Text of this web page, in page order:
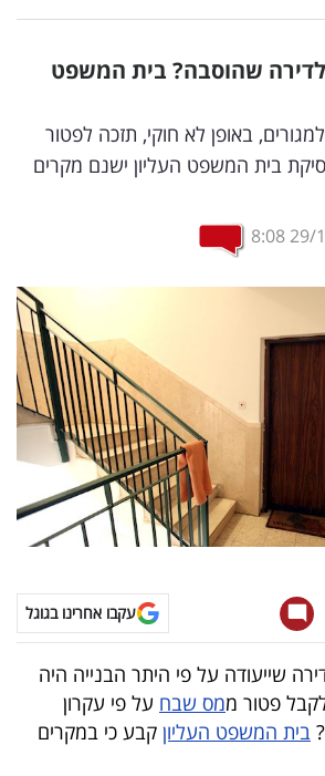
שהוסבה? בית המשפט
באופן לא חוקי, תזכה לפטור
בית המשפט העליון ישנם מקרים
29/
8:08
עקבו אחרינו בגוגל
שייעודה על פי היתר הבנייה היה
פטור ממס שבח על פי עקרון
בית המשפט העליון קבע כי במקרים